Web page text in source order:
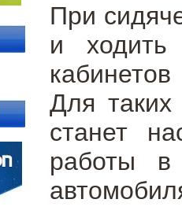
При
и
Для
станет
работы в